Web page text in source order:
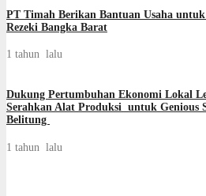
PT Timah Berikan Bantuan Usaha
Rezeki Bangka Barat
1 tahun lalu
Dukung Pertumbuhan Ekonomi Lokal
Serahkan Alat Produksi untuk Genious
Belitung
1 tahun lalu